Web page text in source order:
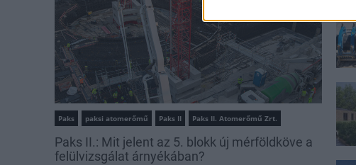
Paks paksi atomerőmű Paks II Paks II. Atomerőmű Zrt.
Paks II.: Mit jelent az 5. blokk új mérföldköve a
felülvizsgálat árnyékában?